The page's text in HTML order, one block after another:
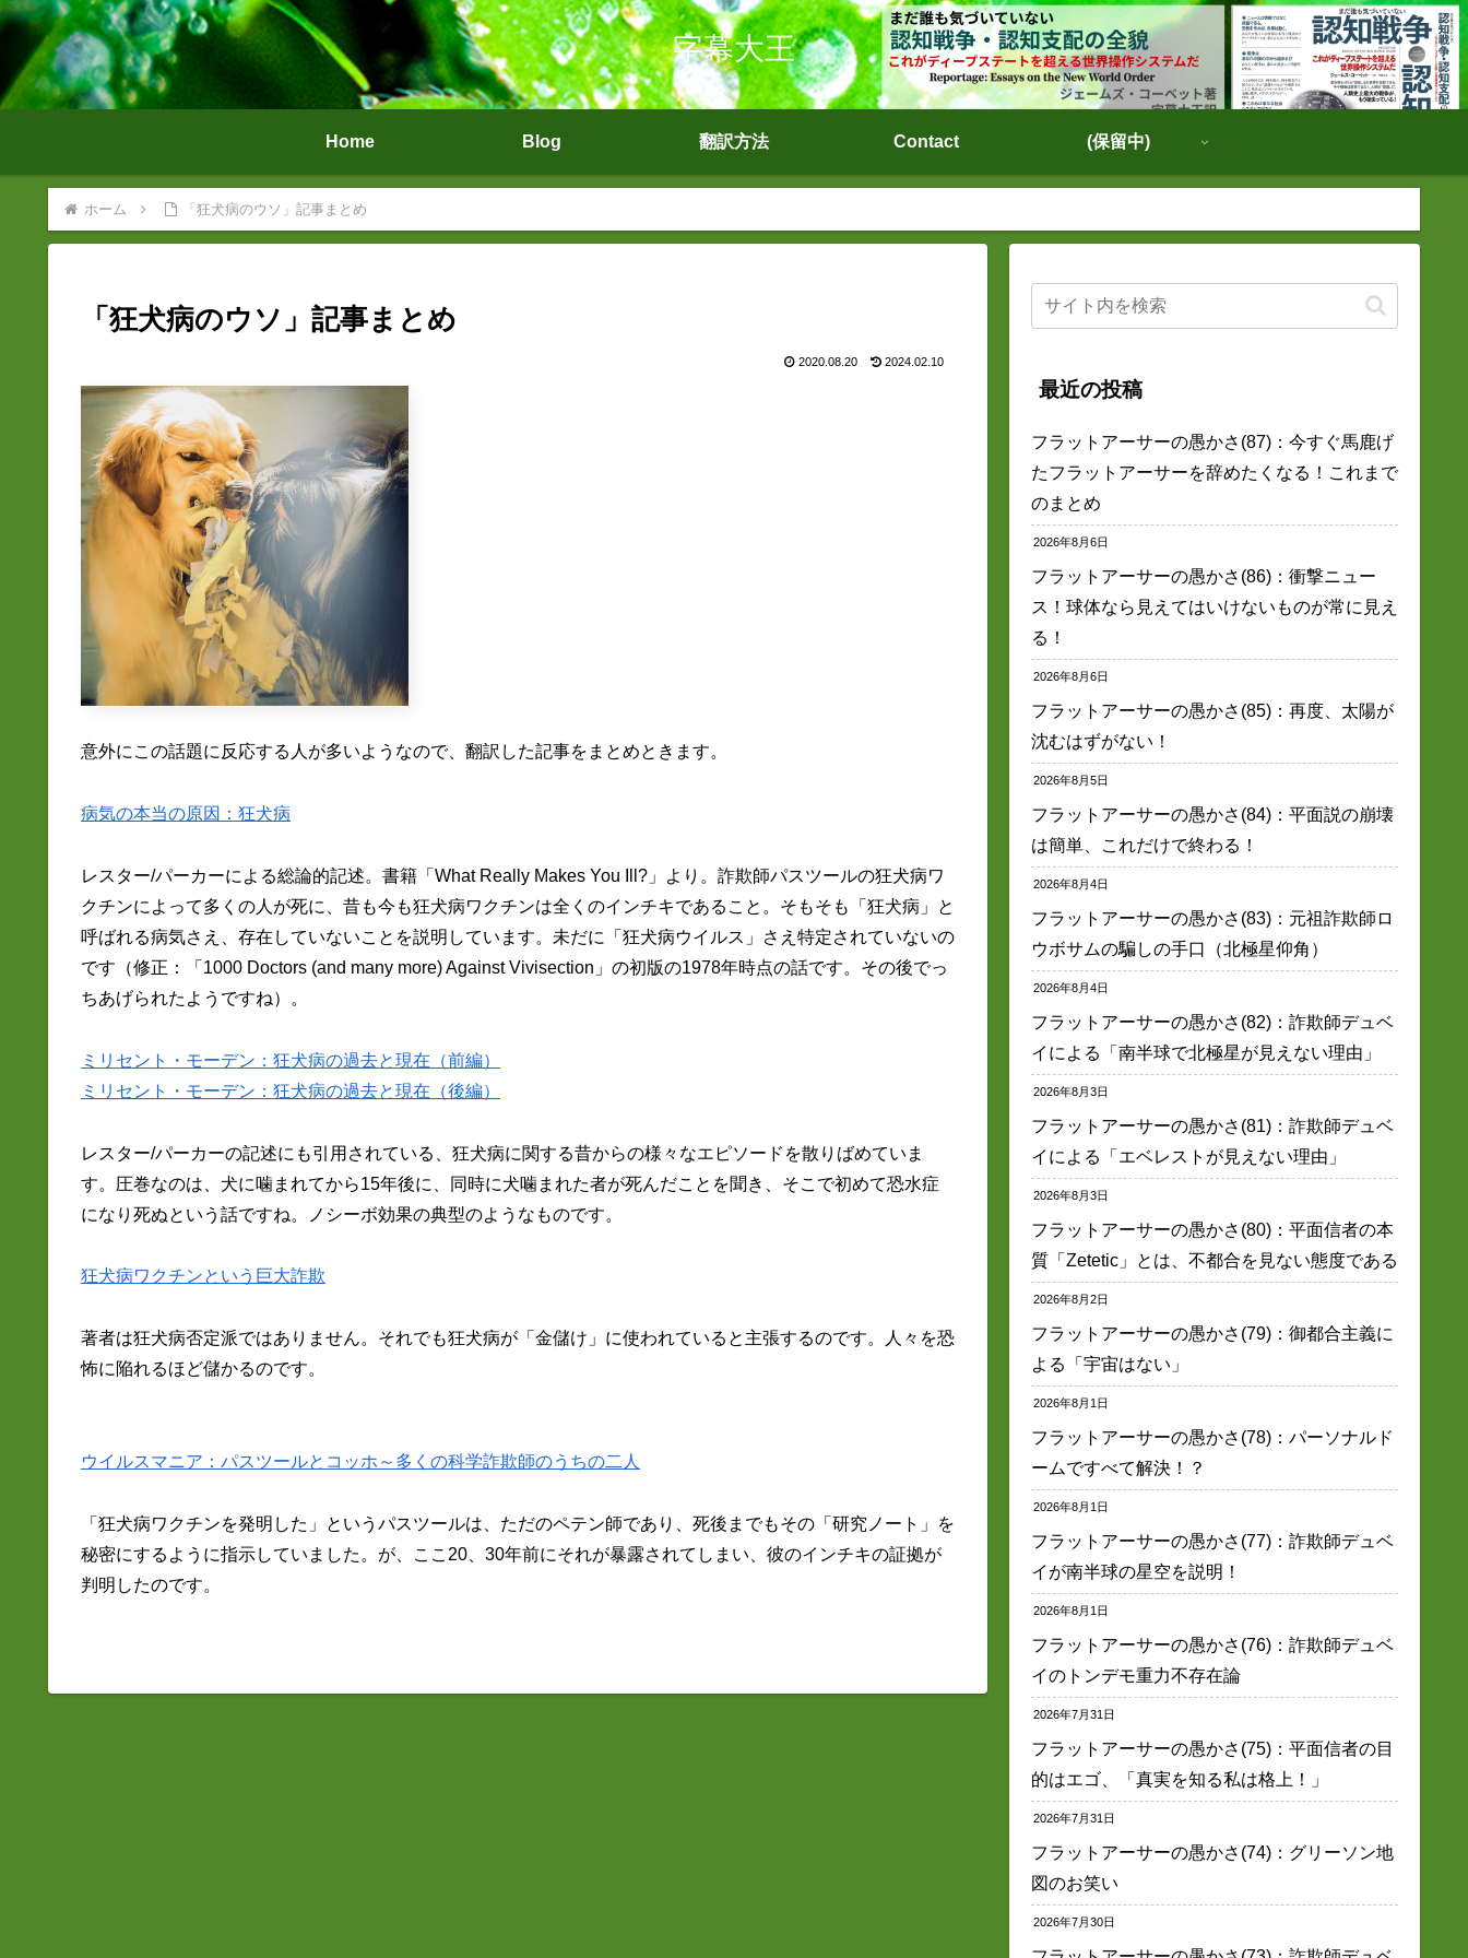
字幕大王
Home Blog 翻訳方法 Contact (保留中)
ホーム 「狂犬病のウソ」記事まとめ
「狂犬病のウソ」記事まとめ
2020.08.20 2024.02.10
意外にこの話題に反応する人が多いようなので、翻訳した記事をまとめときます。
病気の本当の原因：狂犬病
レスター/パーカーによる総論的記述。書籍「What Really Makes You Ill?」より。詐欺師パスツールの狂犬病ワ
クチンによって多くの人が死に、昔も今も狂犬病ワクチンは全くのインチキであること。そもそも「狂犬病」と
呼ばれる病気さえ、存在していないことを説明しています。未だに「狂犬病ウイルス」さえ特定されていないの
です（修正：「1000 Doctors (and many more) Against Vivisection」の初版の1978年時点の話です。その後でっ
ちあげられたようですね）。
ミリセント・モーデン：狂犬病の過去と現在（前編）
ミリセント・モーデン：狂犬病の過去と現在（後編）
レスター/パーカーの記述にも引用されている、狂犬病に関する昔からの様々なエピソードを散りばめていま
す。圧巻なのは、犬に噛まれてから15年後に、同時に犬噛まれた者が死んだことを聞き、そこで初めて恐水症
になり死ぬという話ですね。ノシーボ効果の典型のようなものです。
狂犬病ワクチンという巨大詐欺
著者は狂犬病否定派ではありません。それでも狂犬病が「金儲け」に使われていると主張するのです。人々を恐
怖に陥れるほど儲かるのです。
ウイルスマニア：パスツールとコッホ～多くの科学詐欺師のうちの二人
「狂犬病ワクチンを発明した」というパスツールは、ただのペテン師であり、死後までもその「研究ノート」を
秘密にするように指示していました。が、ここ20、30年前にそれが暴露されてしまい、彼のインチキの証拠が
判明したのです。
最近の投稿
フラットアーサーの愚かさ(87)：今すぐ馬鹿げ
たフラットアーサーを辞めたくなる！これまで
のまとめ
2026年8月6日
フラットアーサーの愚かさ(86)：衝撃ニュー
ス！球体なら見えてはいけないものが常に見え
る！
2026年8月6日
フラットアーサーの愚かさ(85)：再度、太陽が
沈むはずがない！
2026年8月5日
フラットアーサーの愚かさ(84)：平面説の崩壊
は簡単、これだけで終わる！
2026年8月4日
フラットアーサーの愚かさ(83)：元祖詐欺師ロ
ウボサムの騙しの手口（北極星仰角）
2026年8月4日
フラットアーサーの愚かさ(82)：詐欺師デュベ
イによる「南半球で北極星が見えない理由」
2026年8月3日
フラットアーサーの愚かさ(81)：詐欺師デュベ
イによる「エベレストが見えない理由」
2026年8月3日
フラットアーサーの愚かさ(80)：平面信者の本
質「Zetetic」とは、不都合を見ない態度である
2026年8月2日
フラットアーサーの愚かさ(79)：御都合主義に
よる「宇宙はない」
2026年8月1日
フラットアーサーの愚かさ(78)：パーソナルド
ームですべて解決！？
2026年8月1日
フラットアーサーの愚かさ(77)：詐欺師デュベ
イが南半球の星空を説明！
2026年8月1日
フラットアーサーの愚かさ(76)：詐欺師デュベ
イのトンデモ重力不存在論
2026年7月31日
フラットアーサーの愚かさ(75)：平面信者の目
的はエゴ、「真実を知る私は格上！」
2026年7月31日
フラットアーサーの愚かさ(74)：グリーソン地
図のお笑い
2026年7月30日